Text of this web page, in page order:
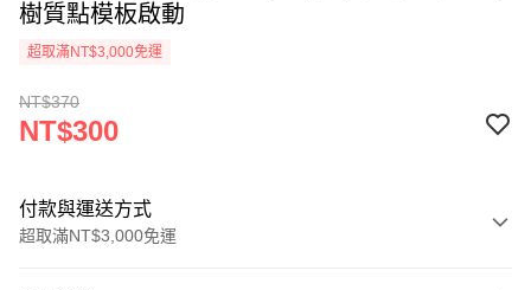
樹質點模板啟動
超取滿NT$3,000免運
NT$370
NT$300
付款與運送方式
超取滿NT$3,000免運